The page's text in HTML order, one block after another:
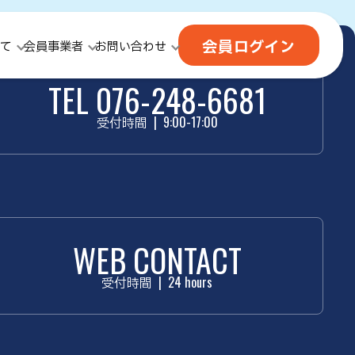
会員事業者 お問い合わせ 会員ログイン
TEL 076-248-6681
受付時間 | 9:00-17:00
WEB CONTACT
受付時間 | 24 hours